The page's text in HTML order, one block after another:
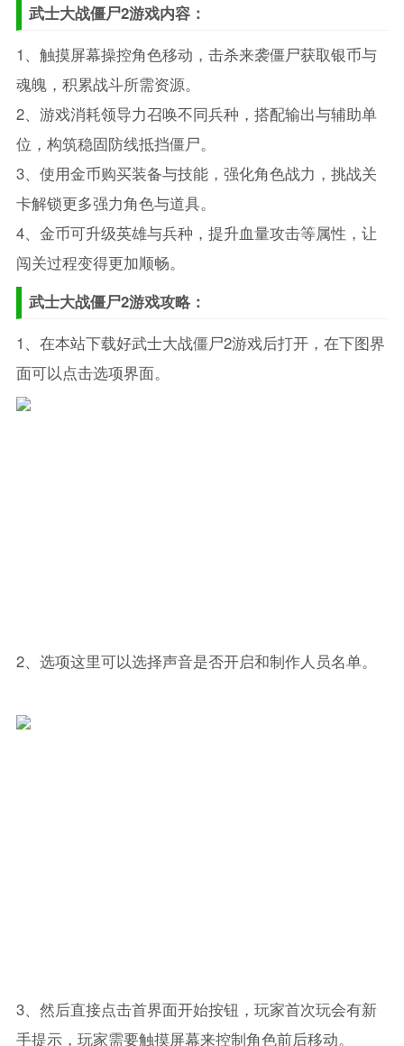
武士大战僵尸2游戏内容：
1、触摸屏幕操控角色移动，击杀来袭僵尸获取银币与
魂魄，积累战斗所需资源。
2、游戏消耗领导力召唤不同兵种，搭配输出与辅助单
位，构筑稳固防线抵挡僵尸。
3、使用金币购买装备与技能，强化角色战力，挑战关
卡解锁更多强力角色与道具。
4、金币可升级英雄与兵种，提升血量攻击等属性，让
闯关过程变得更加顺畅。
武士大战僵尸2游戏攻略：
1、在本站下载好武士大战僵尸2游戏后打开，在下图界
面可以点击选项界面。
2、选项这里可以选择声音是否开启和制作人员名单。
3、然后直接点击首界面开始按钮，玩家首次玩会有新
手提示，玩家需要触摸屏幕来控制角色前后移动。